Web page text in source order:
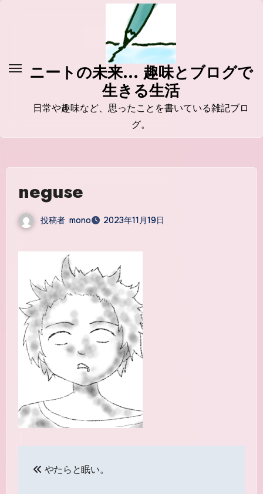
ッ
ニートの未来... 趣味とブログで
生きる生活
日常や趣味など、思ったことを書いている雑記ブロ
グ。
neguse
投稿者 mono 2023年11月19日
稿
やたらと眠い。